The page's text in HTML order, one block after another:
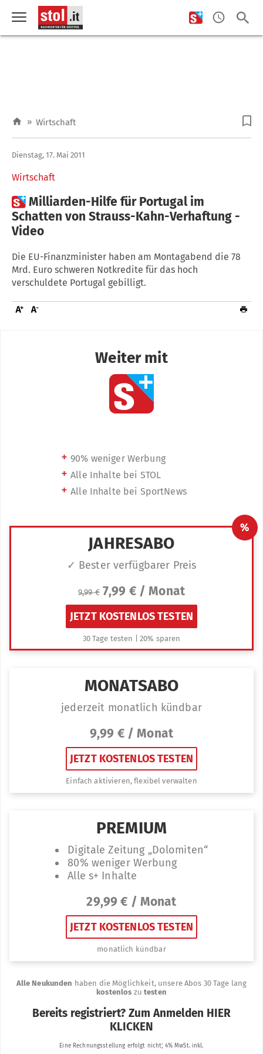
» Wirtschaft
Wirtschaft
Dienstag, 17. Mai 2011
Milliarden-Hilfe für Portugal im
Schatten von Strauss-Kahn-Verhaftung -
Video
Die EU-Finanzminister haben am Montagabend die 78
Mrd. Euro schweren Notkredite für das hoch
verschuldete Portugal gebilligt.